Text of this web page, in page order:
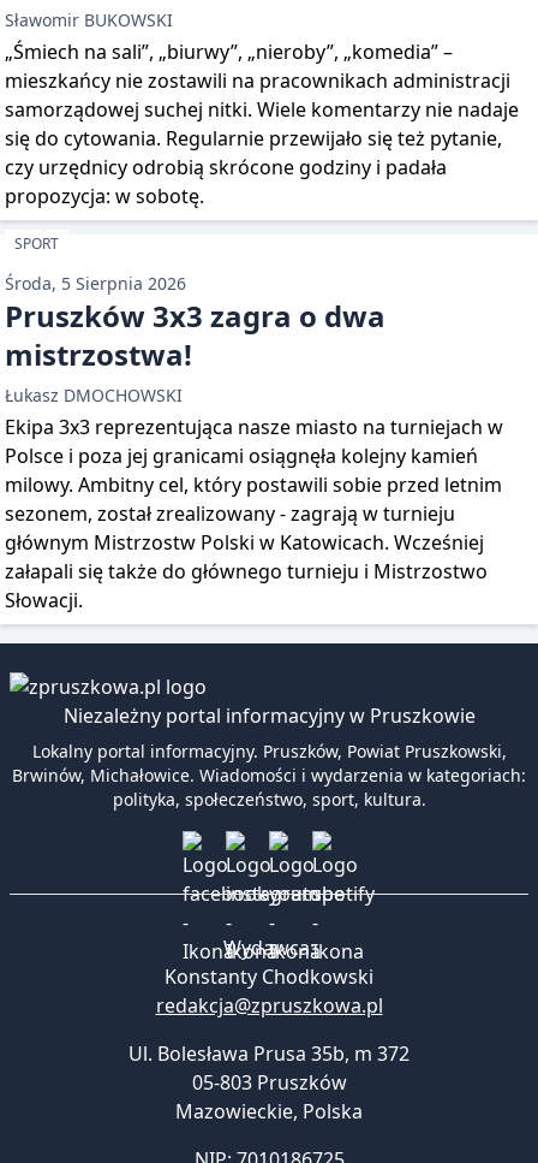
Sławomir BUKOWSKI
„Śmiech na sali”, „biurwy”, „nieroby”, „komedia” –
mieszkańcy nie zostawili na pracownikach administracji
samorządowej suchej nitki. Wiele komentarzy nie nadaje
się do cytowania. Regularnie przewijało się też pytanie,
czy urzędnicy odrobią skrócone godziny i padała
propozycja: w sobotę.
SPORT
Środa, 5 Sierpnia 2026
Pruszków 3x3 zagra o dwa
mistrzostwa!
Łukasz DMOCHOWSKI
Ekipa 3x3 reprezentująca nasze miasto na turniejach w
Polsce i poza jej granicami osiągnęła kolejny kamień
milowy. Ambitny cel, który postawili sobie przed letnim
sezonem, został zrealizowany - zagrają w turnieju
głównym Mistrzostw Polski w Katowicach. Wcześniej
załapali się także do głównego turnieju i Mistrzostwo
Słowacji.
Niezależny portal informacyjny w Pruszkowie
Lokalny portal informacyjny. Pruszków, Powiat Pruszkowski,
Brwinów, Michałowice. Wiadomości i wydarzenia w kategoriach:
polityka, społeczeństwo, sport, kultura.
Wydawca:
Konstanty Chodkowski
redakcja@zpruszkowa.pl
Ul. Bolesława Prusa 35b, m 372
05-803 Pruszków
Mazowieckie, Polska